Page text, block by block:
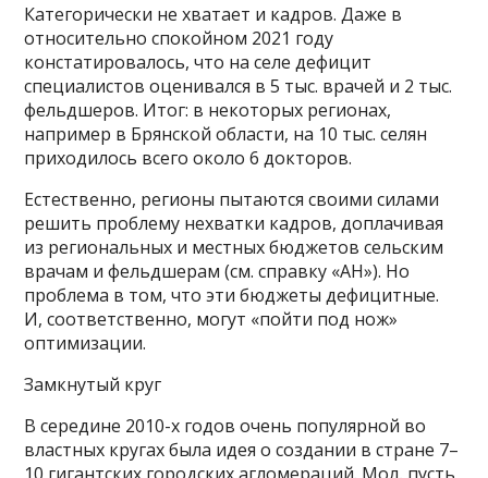
Категорически не хватает и кадров. Даже в
относительно спокойном 2021 году
констатировалось, что на селе дефицит
специалистов оценивался в 5 тыс. врачей и 2 тыс.
фельдшеров. Итог: в некоторых регионах,
например в Брянской области, на 10 тыс. селян
приходилось всего около 6 докторов.
Естественно, регионы пытаются своими силами
решить проблему нехватки кадров, доплачивая
из региональных и местных бюджетов сельским
врачам и фельдшерам (см. справку «АН»). Но
проблема в том, что эти бюджеты дефицитные.
И, соответственно, могут «пойти под нож»
оптимизации.
Замкнутый круг
В середине 2010-х годов очень популярной во
властных кругах была идея о создании в стране 7–